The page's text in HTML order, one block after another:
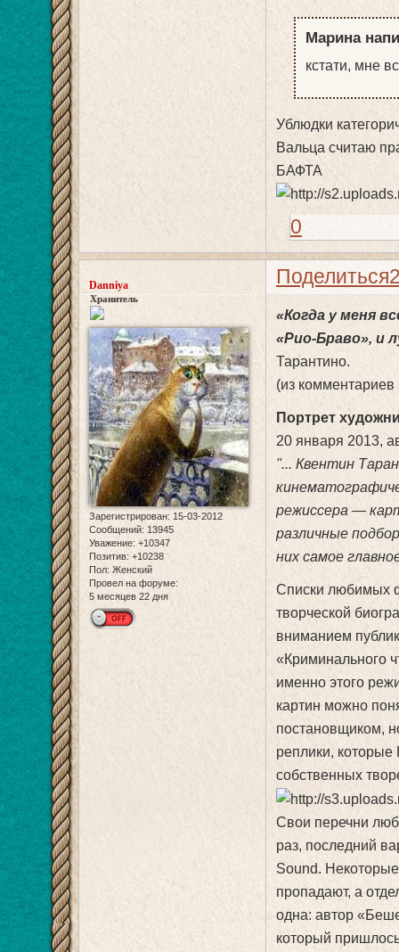
Марина
кстати, мне
Ублюдки
Вальца считаю
БАФТА
0
Поделиться
Danniya
Хранитель
Зарегистрирован: 15-03-2012
Сообщений: 13945
Уважение: +10347
Позитив: +10238
Пол: Женский
Провел на форуме:
5 месяцев 22 дня
«Когда у меня
«Рио-Браво», и
Тарантино.
(из комментариев
Портрет
20 января 2013,
"... Квентин
режиссера —
различные
них самое
Списки любимых
творческой
вниманием
«Криминального
именно этого
картин можно
постановщиком,
реплики, которые
собственных
Свои перечни
раз, последний
Sound.
пропадают, а
одна: автор
который